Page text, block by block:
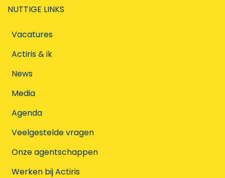
NUTTIGE LINKS
Vacatures
Actiris & ik
News
Media
Agenda
Veelgestelde vragen
Onze agentschappen
Werken bij Actiris